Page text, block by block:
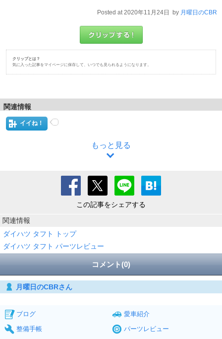
Posted at 2020年11月24日 by 月曜日のCBR
クリップとは？
気に入った記事をマイページに保存して、いつでも見られるようになります。
関連情報
イイね！
もっと見る
この記事をシェアする
関連情報
ダイハツ タフト トップ
ダイハツ タフト パーツレビュー
コメント(0)
月曜日のCBRさん
ブログ
愛車紹介
整備手帳
パーツレビュー